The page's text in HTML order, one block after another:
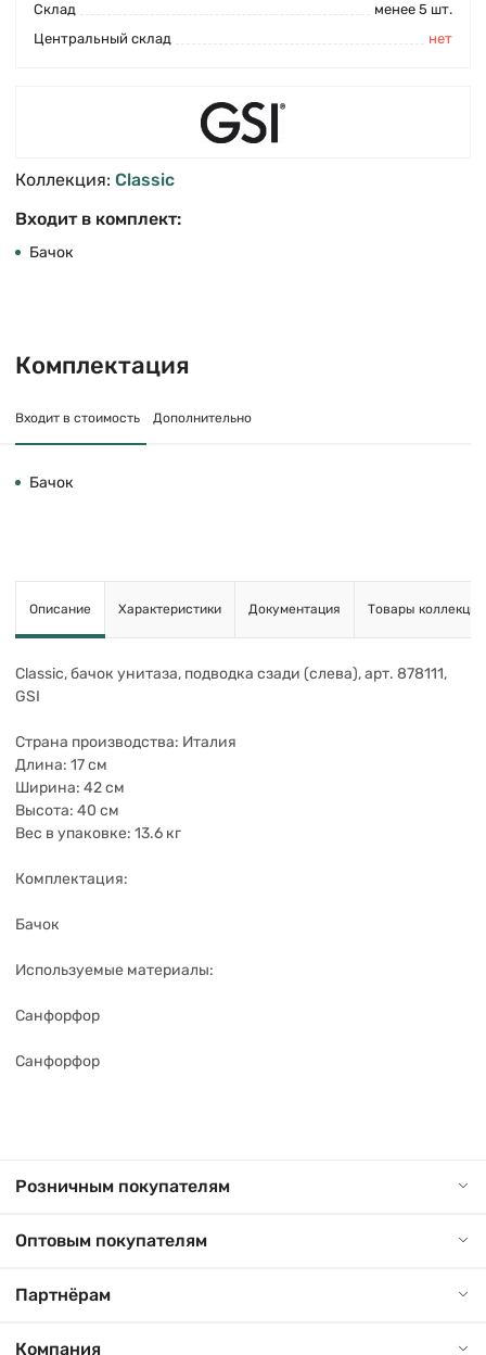
Cклад
менее 5 шт.
Центральный склад
нет
Коллекция: Classic
Входит в комплект:
Бачок
Комплектация
Входит в стоимость Дополнительно
Бачок
Описание Характеристики Документация Товары коллекции
Classic, бачок унитаза, подводка сзади (слева), арт. 878111,
GSI
Страна производства: Италия
Длина: 17 см
Ширина: 42 см
Высота: 40 см
Вес в упаковке: 13.6 кг
Комплектация:
Бачок
Используемые материалы:
Санфорфор
Санфорфор
Розничным покупателям
Оптовым покупателям
Партнёрам
Компания